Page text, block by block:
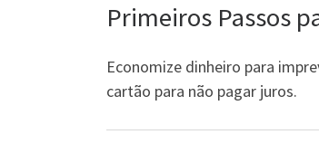
Primeiros Passos
Economize dinheiro para
cartão para não pagar juros.